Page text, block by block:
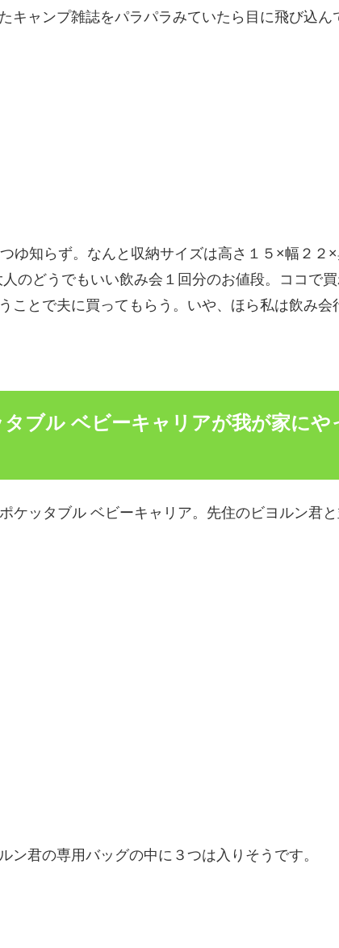
キャンプ雑誌をパラパラみていたら目に飛び込ん
ゆ知らず。なんと収納サイズは高さ１５×幅２２×
のどうでもいい飲み会１回分のお値段。ココで買
ことで夫に買ってもらう。いや、ほら私は飲み会
ブル ベビーキャリアが我が家にや
ケッタブル ベビーキャリア。先住のビヨルン君
ン君の専用バッグの中に３つは入りそうです。